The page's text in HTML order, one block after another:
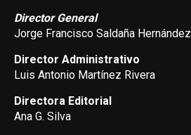
Director General
Jorge Francisco Saldaña Hernández
Director Administrativo
Luis Antonio Martínez Rivera
Directora Editorial
Ana G. Silva